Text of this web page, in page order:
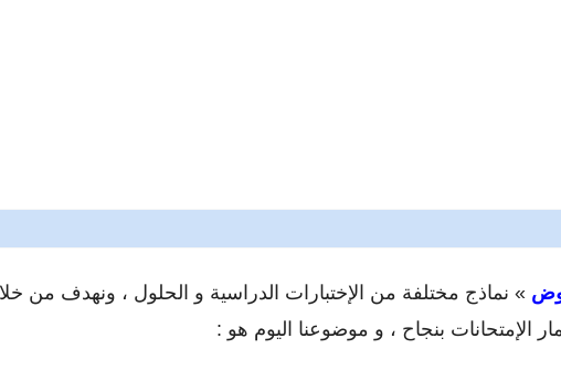
» نماذج مختلفة من الإختبارات الدراسية و الحلول ، ونهدف من
الإمتحانات بنجاح ، و موضوعنا اليوم هو :